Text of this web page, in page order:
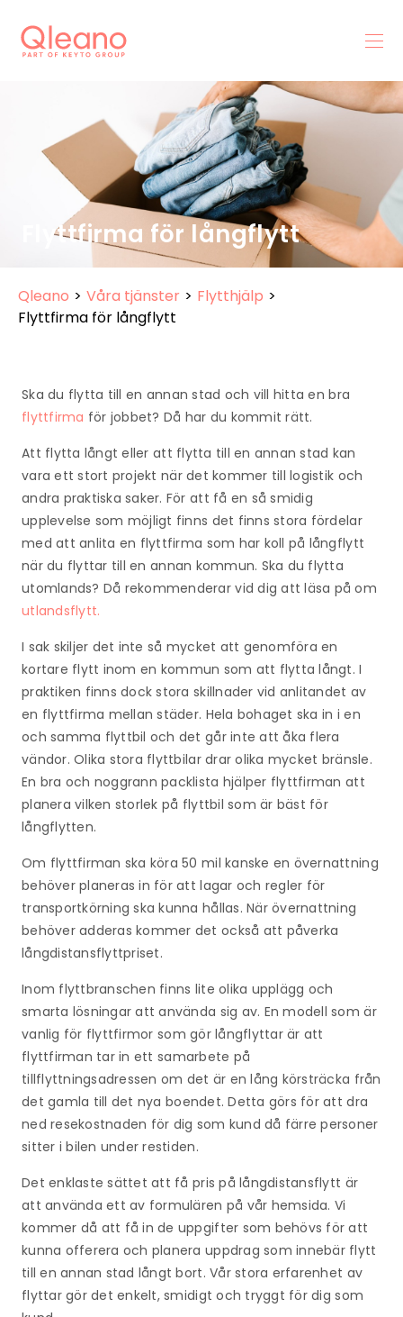
Flyttfirma för långflytt
Qleano > Våra tjänster > Flytthjälp >
Flyttfirma för långflytt
Ska du flytta till en annan stad och vill hitta en bra
flyttfirma för jobbet? Då har du kommit rätt.
Att flytta långt eller att flytta till en annan stad kan
vara ett stort projekt när det kommer till logistik och
andra praktiska saker. För att få en så smidig
upplevelse som möjligt finns det finns stora fördelar
med att anlita en flyttfirma som har koll på långflytt
när du flyttar till en annan kommun. Ska du flytta
utomlands? Då rekommenderar vid dig att läsa på om
utlandsflytt.
I sak skiljer det inte så mycket att genomföra en
kortare flytt inom en kommun som att flytta långt. I
praktiken finns dock stora skillnader vid anlitandet av
en flyttfirma mellan städer. Hela bohaget ska in i en
och samma flyttbil och det går inte att åka flera
vändor. Olika stora flyttbilar drar olika mycket bränsle.
En bra och noggrann packlista hjälper flyttfirman att
planera vilken storlek på flyttbil som är bäst för
långflytten.
Om flyttfirman ska köra 50 mil kanske en övernattning
behöver planeras in för att lagar och regler för
transportkörning ska kunna hållas. När övernattning
behöver adderas kommer det också att påverka
långdistansflyttpriset.
Inom flyttbranschen finns lite olika upplägg och
smarta lösningar att använda sig av. En modell som är
vanlig för flyttfirmor som gör långflyttar är att
flyttfirman tar in ett samarbete på
tillflyttningsadressen om det är en lång körsträcka från
det gamla till det nya boendet. Detta görs för att dra
ned resekostnaden för dig som kund då färre personer
sitter i bilen under restiden.
Det enklaste sättet att få pris på långdistansflytt är
att använda ett av formulären på vår hemsida. Vi
kommer då att få in de uppgifter som behövs för att
kunna offerera och planera uppdrag som innebär flytt
till en annan stad långt bort. Vår stora erfarenhet av
flyttar gör det enkelt, smidigt och tryggt för dig som